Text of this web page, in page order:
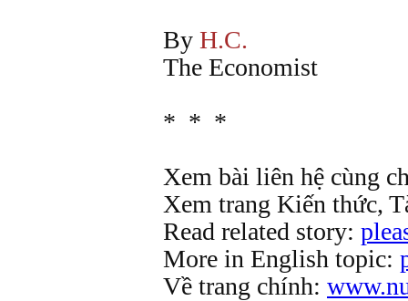
By H.C.
The Economist
* * *
Xem bài liên hệ cùng
Xem trang Kiến thức,
Read related story:
More in English topic:
Về trang chính: